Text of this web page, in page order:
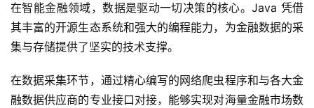
在智能金融领域，数据是驱动一切决策的核心。Java 凭借
其丰富的开源生态系统和强大的编程能力，为金融数据的采
集与存储提供了坚实的技术支撑。
在数据采集环节，通过精心编写的网络爬虫程序和与各大金
融数据供应商的专业接口对接，能够实现对海量金融市场数